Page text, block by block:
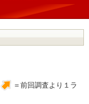
＝前回調査より１ラ